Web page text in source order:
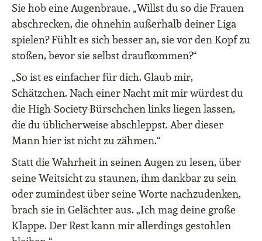
Sie hob eine Augenbraue. „Willst du so die Frauen
abschrecken, die ohnehin außerhalb deiner Liga
spielen? Fühlt es sich besser an, sie vor den Kopf zu
stoßen, bevor sie selbst draufkommen?“
„So ist es einfacher für dich. Glaub mir,
Schätzchen. Nach einer Nacht mit mir würdest du
die High-Society-Bürschchen links liegen lassen,
die du üblicherweise abschleppst. Aber dieser
Mann hier ist nicht zu zähmen.“
Statt die Wahrheit in seinen Augen zu lesen, über
seine Weitsicht zu staunen, ihm dankbar zu sein
oder zumindest über seine Worte nachzudenken,
brach sie in Gelächter aus. „Ich mag deine große
Klappe. Der Rest kann mir allerdings gestohlen